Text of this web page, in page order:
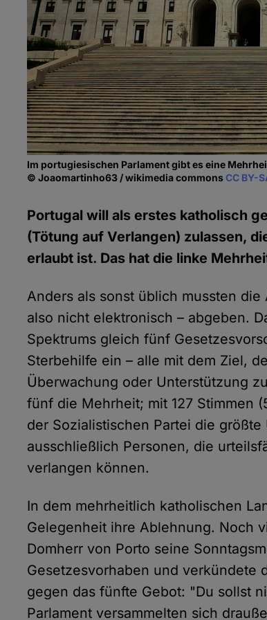
Im portugiesischen Parlament gibt es eine
© Joaomartinho63 / wikimedia commonsCC BY-
Portugal will als erstes katholisch
(Tötung auf Verlangen) zulassen,
erlaubt ist. Das hat die linke
Anders als sonst üblich mussten
also nicht elektronisch – abgeben.
Spektrums gleich fünf
Sterbehilfe ein – alle mit dem Ziel,
Überwachung oder Unterstützung
fünf die Mehrheit; mit 127 Stimmen
der Sozialistischen Partei die
ausschließlich Personen, die
verlangen können.
In dem mehrheitlich katholischen
Gelegenheit ihre Ablehnung. Noch
Domherr von Porto seine
Gesetzesvorhaben und verkündete
gegen das fünfte Gebot: "Du sollst
Parlament versammelten sich